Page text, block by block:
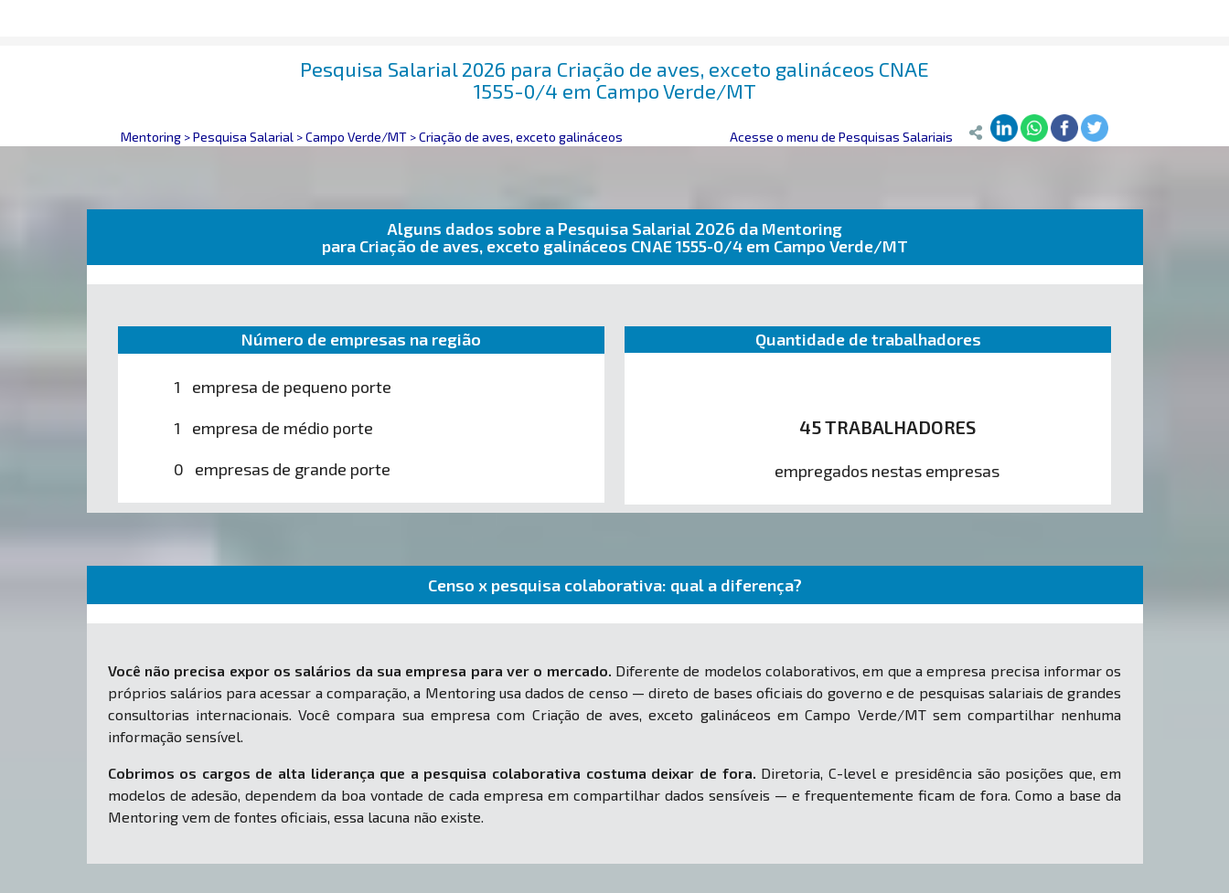
Pesquisa Salarial 2026 para Criação de aves, exceto galináceos CNAE
1555-0/4 em Campo Verde/MT
Mentoring >Pesquisa Salarial >Campo Verde/MT >Criação de aves, exceto galináceos Acesse o menu de Pesquisas Salariais
Alguns dados sobre a Pesquisa Salarial 2026 da Mentoring
para Criação de aves, exceto galináceos CNAE 1555-0/4 em Campo Verde/MT
Número de empresas na região
1 empresa de pequeno porte
1 empresa de médio porte
0 empresas de grande porte
Quantidade de trabalhadores
45 TRABALHADORES
empregados nestas empresas
Censo x pesquisa colaborativa: qual a diferença?
Você não precisa expor os salários da sua empresa para ver o mercado. Diferente de modelos colaborativos, em que a empresa precisa informar os
próprios salários para acessar a comparação, a Mentoring usa dados de censo — direto de bases oficiais do governo e de pesquisas salariais de grandes
consultorias internacionais. Você compara sua empresa com Criação de aves, exceto galináceos em Campo Verde/MT sem compartilhar nenhuma
informação sensível.
Cobrimos os cargos de alta liderança que a pesquisa colaborativa costuma deixar de fora. Diretoria, C-level e presidência são posições que, em
modelos de adesão, dependem da boa vontade de cada empresa em compartilhar dados sensíveis — e frequentemente ficam de fora. Como a base da
Mentoring vem de fontes oficiais, essa lacuna não existe.